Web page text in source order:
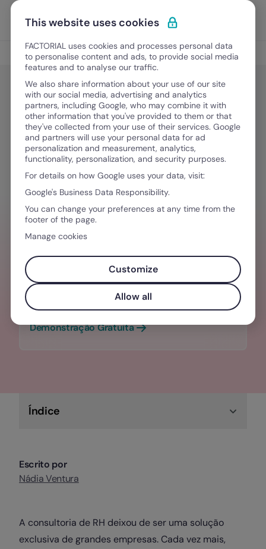
Ir para o conteúdo
Experimente Grátis
Digitalização nos RH
Digitalização nos RH
Consultoria de RH: O que fazemos
Maio 21, 2025 ·5 minutos de leitura
PRECISA DE AJUDA PARA GERENCIAR
EQUIPES?
seu departamento de recursos
humanos. Centralize a informação para
poupar tempo e dinheiro!
Demonstração Gratuita
Índice
Escrito por
Nádia Ventura
A consultoria de RH deixou de ser uma solução
exclusiva de grandes empresas. Cada vez mais,
This website uses cookies
FACTORIAL uses cookies and processes personal data
to personalise content and ads, to provide social media
features and to analyse our traffic.
We also share information about your use of our site
with our social media, advertising and analytics
partners, including Google, who may combine it with
other information that you've provided to them or that
they've collected from your use of their services. Google
and partners will use your personal data for ad
personalization and measurement, analytics,
functionality, personalization, and security purposes.
For details on how Google uses your data, visit:
Google's Business Data Responsibility.
You can change your preferences at any time from the
footer of the page.
Manage cookies
Customize
Allow all